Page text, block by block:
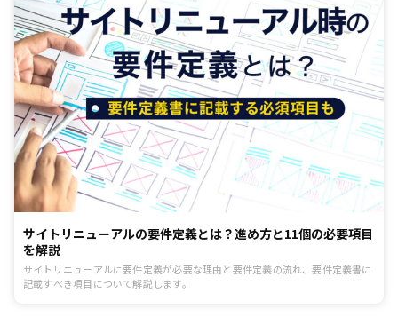
サイトリニューアルの要件定義とは？進め方と11個の必要項目
を解説
サイトリニューアルに要件定義が必要な理由と要件定義の流れ、要件定義書に
記載すべき項目について解説します。